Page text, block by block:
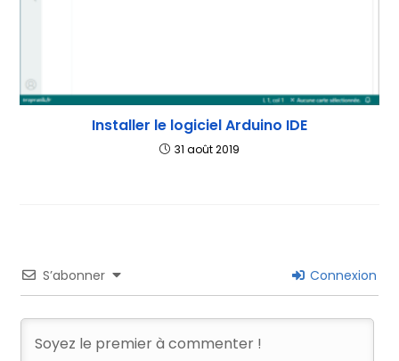
Installer le logiciel Arduino IDE
31 août 2019
S’abonner Connexion